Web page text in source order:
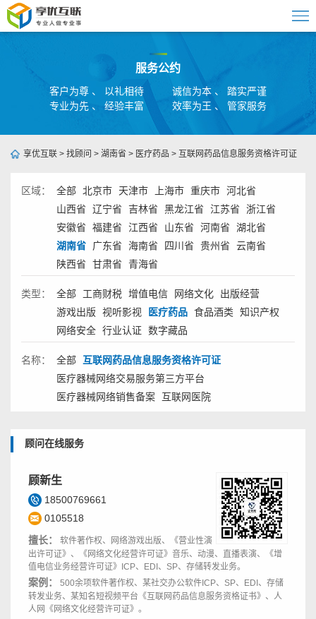
服务公约
客户为尊 、 以礼相待
诚信为本 、 踏实严谨
专业为先 、 经验丰富
效率为王 、 管家服务
享优互联 > 找顾问 > 湖南省 > 医疗药品 > 互联网药品信息服务资格许可证
区域： 全部 北京市 天津市 上海市 重庆市 河北省
山西省
辽宁省 吉林省 黑龙江省 江苏省
浙江省
安徽省
福建省 江西省 山东省 河南省
湖北省
湖南省
广东省 海南省 四川省 贵州省
云南省
陕西省
甘肃省 青海省
类型： 全部 工商财税 增值电信 网络文化
出版经营
游戏出版
视听影视 医疗药品 食品酒类
知识产权
网络安全 行业认证 数字藏品
名称： 全部
互联网药品信息服务资格许可证
医疗器械网络交易服务第三方平台
医疗器械网络销售备案
互联网医院
顾问在线服务
顾新生
18500769661
0105518
擅长：
软件著作权、网络游戏出版、《营业性演
出许可证》、《网络文化经营许可证》音乐、动漫、直播表演、《增
值电信业务经营许可证》ICP、EDI、SP、存储转发业务。
案例：
500余项软件著作权、某社交办公软件ICP、SP、EDI、存储
转发业务、某知名短视频平台《互联网药品信息服务资格证书》、人
人网《网络文化经营许可证》。